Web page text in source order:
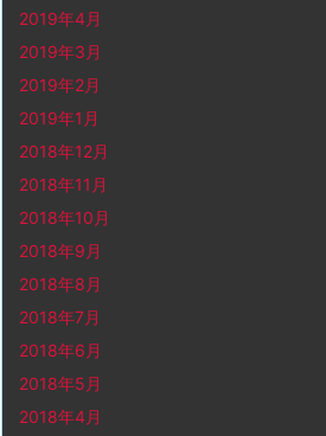
2019年4月
2019年3月
2019年2月
2019年1月
2018年12月
2018年11月
2018年10月
2018年9月
2018年8月
2018年7月
2018年6月
2018年5月
2018年4月